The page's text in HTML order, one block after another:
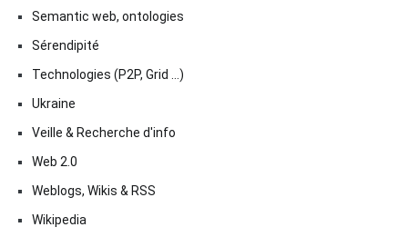
Semantic web, ontologies
Sérendipité
Technologies (P2P, Grid …)
Ukraine
Veille & Recherche d'info
Web 2.0
Weblogs, Wikis & RSS
Wikipedia